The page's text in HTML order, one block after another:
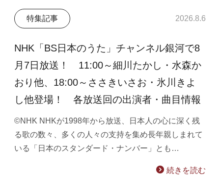
特集記事 2026.8.6
NHK「BS日本のうた」チャンネル銀河で8
月7日放送！ 11:00～細川たかし・水森か
おり他、18:00～ささきいさお・氷川きよ
し他登場！ 各放送回の出演者・曲目情報
©NHK NHKが1998年から放送、日本人の心に深く残
る歌の数々、多くの人々の支持を集め長年親しまれて
いる「日本のスタンダード・ナンバー」とも…
続きを読む